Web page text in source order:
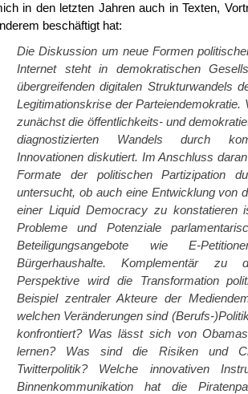
in den letzten Jahren auch in Texten,
beschäftigt hat:
Die Diskussion um neue Formen
Internet steht in demokratischen
übergreifenden digitalen Strukturwandels
Legitimationskrise der Parteiendemokratie.
zunächst die öffentlichkeits- und
diagnostizierten Wandels durch
Innovationen diskutiert. Im Anschluss
Formate der politischen Partizipation
untersucht, ob auch eine Entwicklung von
einer Liquid Democracy zu konstatieren
Probleme und Potenziale
Beteiligungsangebote wie E-
Bürgerhaushalte. Komplementär zu
Perspektive wird die Transformation
Beispiel zentraler Akteure der
welchen Veränderungen sind (Berufs-
konfrontiert? Was lässt sich von
lernen? Was sind die Risiken und
Twitterpolitik? Welche innovativen
Binnenkommunikation hat die